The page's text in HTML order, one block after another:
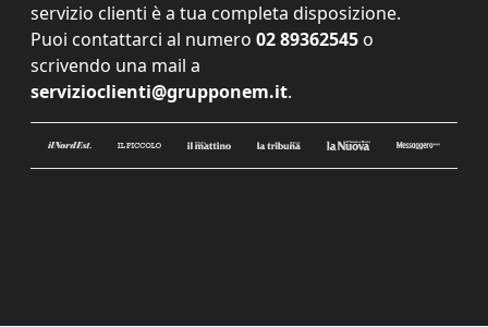
servizio clienti è a tua completa disposizione.
Puoi contattarci al numero 02 89362545 o
scrivendo una mail a
servizioclienti@grupponem.it.